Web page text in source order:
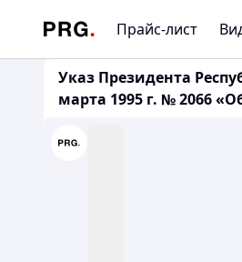
Прайс-лист
Указ Президента
марта 1995 г. № 2066